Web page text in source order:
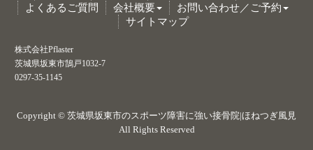
よくあるご質問
会社概要
お問い合わせ／ご予約
サイトマップ
株式会社Pflaster
茨城県坂東市鵠戸1032-7
0297-35-1145
Copyright © 茨城県坂東市のスポーツ障害に強い接骨院|ほねつぎ風見
All Rights Reserved